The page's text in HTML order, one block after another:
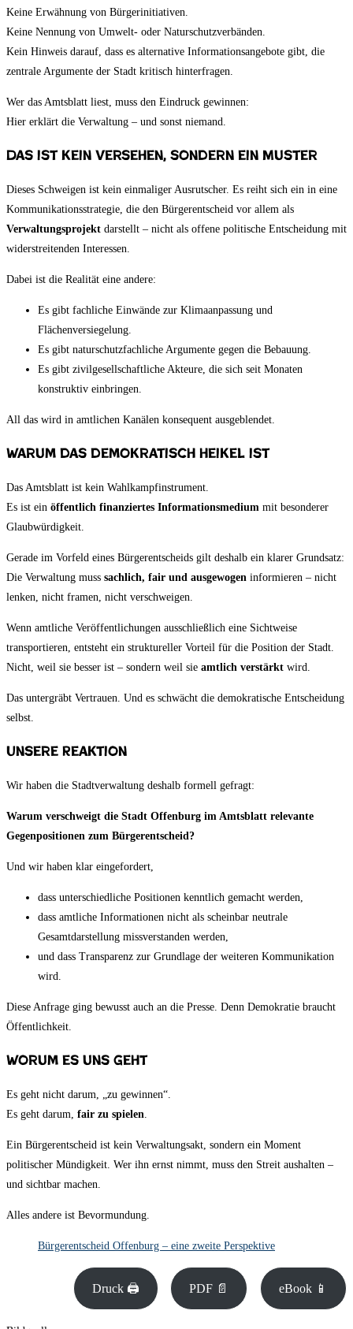
Keine Erwähnung von Bürgerinitiativen.
Keine Nennung von Umwelt- oder Naturschutzverbänden.
Kein Hinweis darauf, dass es alternative Informationsangebote gibt, die
zentrale Argumente der Stadt kritisch hinterfragen.
Wer das Amtsblatt liest, muss den Eindruck gewinnen:
Hier erklärt die Verwaltung – und sonst niemand.
Das ist kein Versehen, sondern ein Muster
Dieses Schweigen ist kein einmaliger Ausrutscher. Es reiht sich ein in eine
Kommunikationsstrategie, die den Bürgerentscheid vor allem als
Verwaltungsprojekt darstellt – nicht als offene politische Entscheidung mit
widerstreitenden Interessen.
Dabei ist die Realität eine andere:
Es gibt fachliche Einwände zur Klimaanpassung und
Flächenversiegelung.
Es gibt naturschutzfachliche Argumente gegen die Bebauung.
Es gibt zivilgesellschaftliche Akteure, die sich seit Monaten
konstruktiv einbringen.
All das wird in amtlichen Kanälen konsequent ausgeblendet.
Warum das demokratisch heikel ist
Das Amtsblatt ist kein Wahlkampfinstrument.
Es ist ein öffentlich finanziertes Informationsmedium mit besonderer
Glaubwürdigkeit.
Gerade im Vorfeld eines Bürgerentscheids gilt deshalb ein klarer Grundsatz:
Die Verwaltung muss sachlich, fair und ausgewogen informieren – nicht
lenken, nicht framen, nicht verschweigen.
Wenn amtliche Veröffentlichungen ausschließlich eine Sichtweise
transportieren, entsteht ein struktureller Vorteil für die Position der Stadt.
Nicht, weil sie besser ist – sondern weil sie amtlich verstärkt wird.
Das untergräbt Vertrauen. Und es schwächt die demokratische Entscheidung
selbst.
Unsere Reaktion
Wir haben die Stadtverwaltung deshalb formell gefragt:
Warum verschweigt die Stadt Offenburg im Amtsblatt relevante
Gegenpositionen zum Bürgerentscheid?
Und wir haben klar eingefordert,
dass unterschiedliche Positionen kenntlich gemacht werden,
dass amtliche Informationen nicht als scheinbar neutrale
Gesamtdarstellung missverstanden werden,
und dass Transparenz zur Grundlage der weiteren Kommunikation
wird.
Diese Anfrage ging bewusst auch an die Presse. Denn Demokratie braucht
Öffentlichkeit.
Worum es uns geht
Es geht nicht darum, „zu gewinnen“.
Es geht darum, fair zu spielen.
Ein Bürgerentscheid ist kein Verwaltungsakt, sondern ein Moment
politischer Mündigkeit. Wer ihn ernst nimmt, muss den Streit aushalten –
und sichtbar machen.
Alles andere ist Bevormundung.
Bürgerentscheid Offenburg – eine zweite Perspektive
Druck 🖨 PDF 📄 eBook 📱